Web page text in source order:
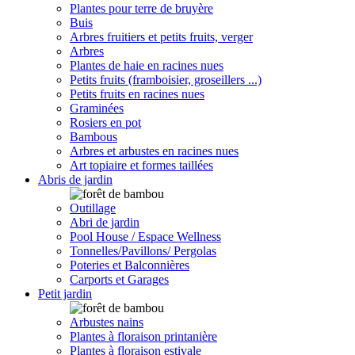
Plantes pour terre de bruyère
Buis
Arbres fruitiers et petits fruits, verger
Arbres
Plantes de haie en racines nues
Petits fruits (framboisier, groseillers ...)
Petits fruits en racines nues
Graminées
Rosiers en pot
Bambous
Arbres et arbustes en racines nues
Art topiaire et formes taillées
Abris de jardin
Outillage
Abri de jardin
Pool House / Espace Wellness
Tonnelles/Pavillons/ Pergolas
Poteries et Balconnières
Carports et Garages
Petit jardin
Arbustes nains
Plantes à floraison printanière
Plantes à floraison estivale